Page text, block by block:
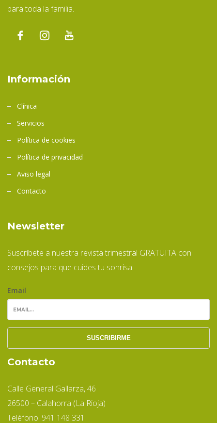
para toda la familia.
Información
Clínica
Servicios
Política de cookies
Política de privacidad
Aviso legal
Contacto
Newsletter
Suscríbete a nuestra revista trimestral GRATUITA con
consejos para que cuides tu sonrisa.
Email
Contacto
Calle General Gallarza, 46
26500 – Calahorra (La Rioja)
Teléfono: 941 148 331